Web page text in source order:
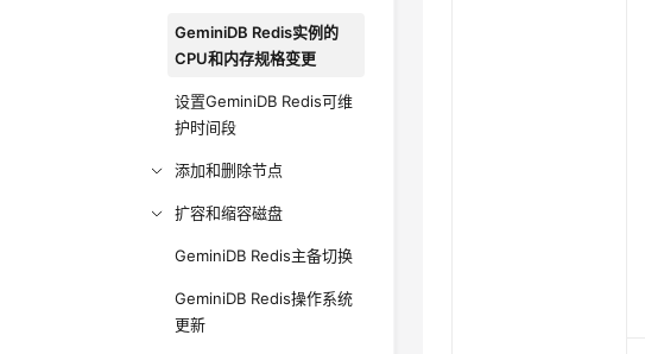
GeminiDB Redis实例的
CPU和内存规格变更
设置GeminiDB Redis可维
护时间段
添加和删除节点
扩容和缩容磁盘
GeminiDB Redis主备切换
GeminiDB Redis操作系统
更新